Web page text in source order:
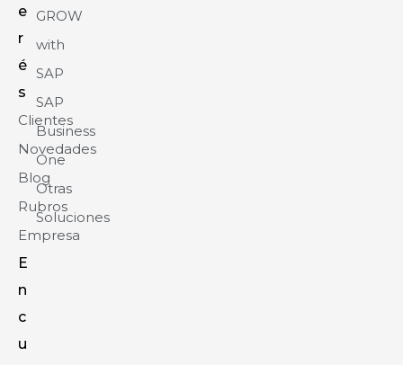
e
r
é
s
Clientes
Novedades
Blog
Rubros
Empresa
E
n
c
u
GROW
with
SAP
SAP
Business
One
Otras
Soluciones